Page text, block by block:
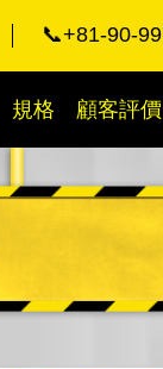
📞+81-90-
規格 顧客評價